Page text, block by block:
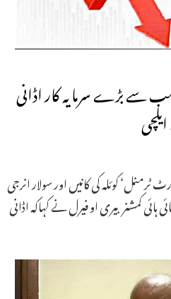
سے بڑے سرمایہ کار اڈانی
کوئلہ کی کانیں اور سولار انرجی
ہائی کمشنر بیری او فیرل نے کہاکہ اڈانی